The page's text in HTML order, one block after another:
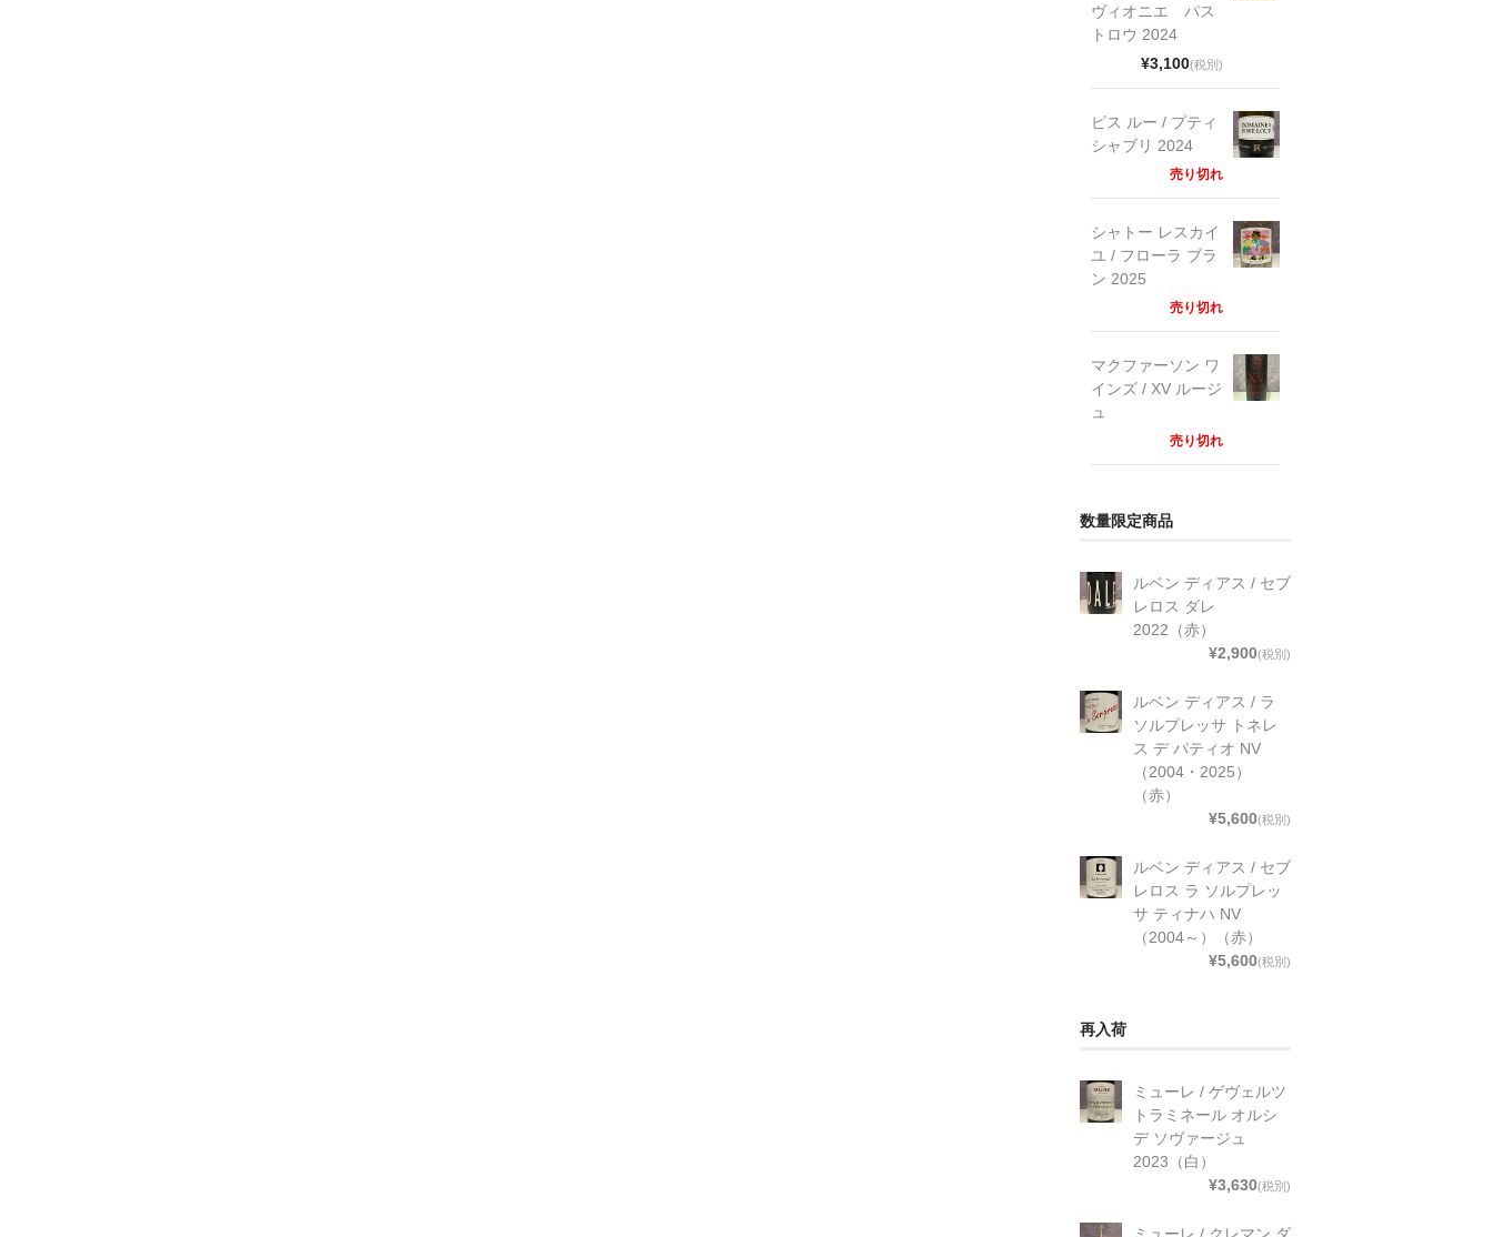
ヴィオニエ パス
トロウ 2024
¥3,100(税別)
ピス ルー / プティ
シャブリ 2024
売り切れ
シャトー レスカイ
ユ / フローラ ブラ
ン 2025
売り切れ
マクファーソン ワ
インズ / XV ルージ
ュ
売り切れ
数量限定商品
ルベン ディアス / セブ
レロス ダレ
2022（赤）
¥2,900(税別)
ルベン ディアス / ラ
ソルプレッサ トネレ
ス デ パティオ NV
（2004・2025）
（赤）
¥5,600(税別)
ルベン ディアス / セブ
レロス ラ ソルプレッ
サ ティナハ NV
（2004～）（赤）
¥5,600(税別)
再入荷
ミューレ / ゲヴェルツ
トラミネール オルシ
デ ソヴァージュ
2023（白）
¥3,630(税別)
ミューレ / クレマン ダ